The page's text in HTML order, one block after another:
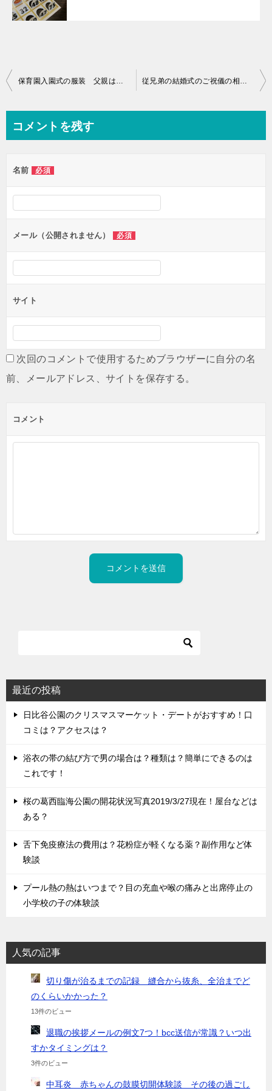
投
ビ
ー
シ
ン
保育園入園式の服装 父親はどんな格好？お手本画像掲載! 従兄弟の結婚式のご祝儀の相場 家族4人で出席or欠席の場合は？
コメントを残す
名前 必須
メール（公開されません） 必須
サイト
次回のコメントで使用するためブラウザーに自分の名
前、メールアドレス、サイトを保存する。
コメント
最近の投稿
日比谷公園のクリスマスマーケット・デートがおすすめ！口
コミは？アクセスは？
浴衣の帯の結び方で男の場合は？種類は？簡単にできるのは
これです！
桜の葛西臨海公園の開花状況写真2019/3/27現在！屋台などは
ある？
舌下免疫療法の費用は？花粉症が軽くなる薬？副作用など体
験談
プール熱の熱はいつまで？目の充血や喉の痛みと出席停止の
小学校の子の体験談
人気の記事
切り傷が治るまでの記録 縫合から抜糸、全治までど
のくらいかかった？
13件のビュー
退職の挨拶メールの例文7つ！bcc送信が常識？いつ出
すかタイミングは？
3件のビュー
中耳炎 赤ちゃんの鼓膜切開体験談 その後の過ごし